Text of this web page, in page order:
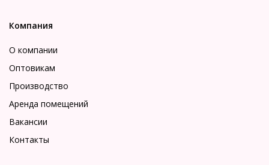
Компания
О компании
Оптовикам
Производство
Аренда помещений
Вакансии
Контакты